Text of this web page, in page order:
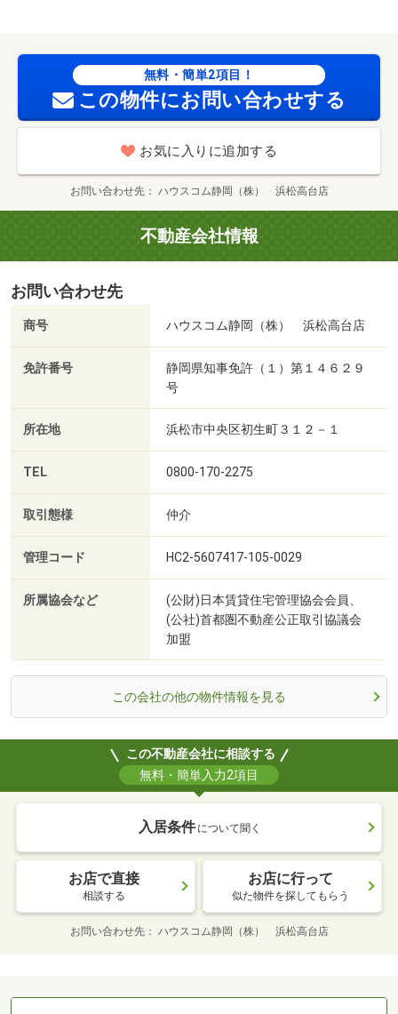
無料・簡単2項目！
この物件にお問い合わせする
お気に入りに追加する
お問い合わせ先 ハウスコム静岡（株） 浜松高台店
不動産会社情報
お問い合わせ先
商号 ハウスコム静岡（株） 浜松高台店
免許番号
静岡県知事免許（１）第１４６２９
号
所在地 浜松市中央区初生町３１２－１
TEL 0800-170-2275
取引態様 仲介
管理コード HC2-5607417-105-0029
所属協会など
(公財)日本賃貸住宅管理協会会員、
(公社)首都圏不動産公正取引協議会
加盟
この会社の他の物件情報を見る
この不動産会社に相談する
無料・簡単入力2項目
入居条件 について聞く
お店で直接
相談する
お店に行って
似た物件を探してもらう
お問い合わせ先 ハウスコム静岡（株） 浜松高台店